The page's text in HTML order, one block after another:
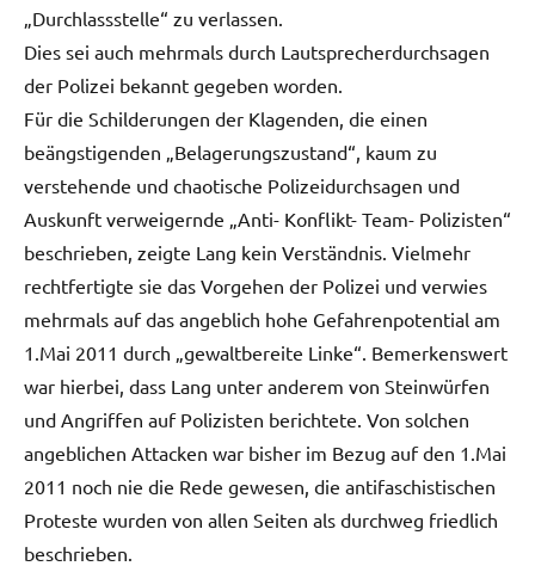
„Durchlassstelle“ zu verlassen.
Dies sei auch mehrmals durch Lautsprecherdurchsagen
der Polizei bekannt gegeben worden.
Für die Schilderungen der Klagenden, die einen
beängstigenden „Belagerungszustand“, kaum zu
verstehende und chaotische Polizeidurchsagen und
Auskunft verweigernde „Anti- Konflikt- Team- Polizisten“
beschrieben, zeigte Lang kein Verständnis. Vielmehr
rechtfertigte sie das Vorgehen der Polizei und verwies
mehrmals auf das angeblich hohe Gefahrenpotential am
1.Mai 2011 durch „gewaltbereite Linke“. Bemerkenswert
war hierbei, dass Lang unter anderem von Steinwürfen
und Angriffen auf Polizisten berichtete. Von solchen
angeblichen Attacken war bisher im Bezug auf den 1.Mai
2011 noch nie die Rede gewesen, die antifaschistischen
Proteste wurden von allen Seiten als durchweg friedlich
beschrieben.